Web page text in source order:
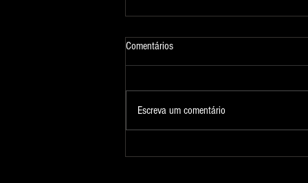
Fotografia 324
Comentários
Escreva um comentário